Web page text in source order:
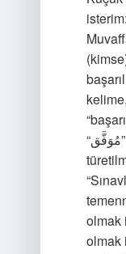
“مُوَفَّق” (mufliq) kelimesinden
olmak
olmak